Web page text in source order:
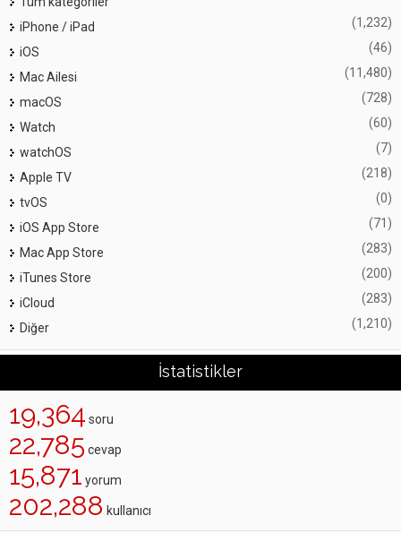
iPhone / iPad
(1,232)
iOS (46)
Mac Ailesi (11,480)
macOS (728)
Watch (60)
watchOS (7)
Apple TV (218)
tvOS (0)
iOS App Store (71)
Mac App Store (283)
iTunes Store (200)
iCloud (283)
Diğer (1,210)
İstatistikler
19,364 soru
22,785 cevap
15,871 yorum
202,288 kullanıcı